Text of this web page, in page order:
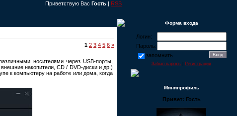
Приветствую Вас Гость | RSS
1 2 3 4 5 6 »
носителями через USB-порты,
накопители, CD / DVD-диски и др.)
к компьютеру на работе или дома, когда
Форма входа
Логин:
Пароль:
запомнить
Забыл пароль Регистрация
Минипрофиль
Привет: Гость